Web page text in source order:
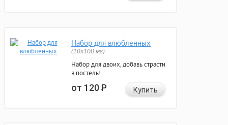
Набор для влюбленных
(10х100 мг)
Набор для двоих, добавь страсти
в постель!
от 120Р Купить